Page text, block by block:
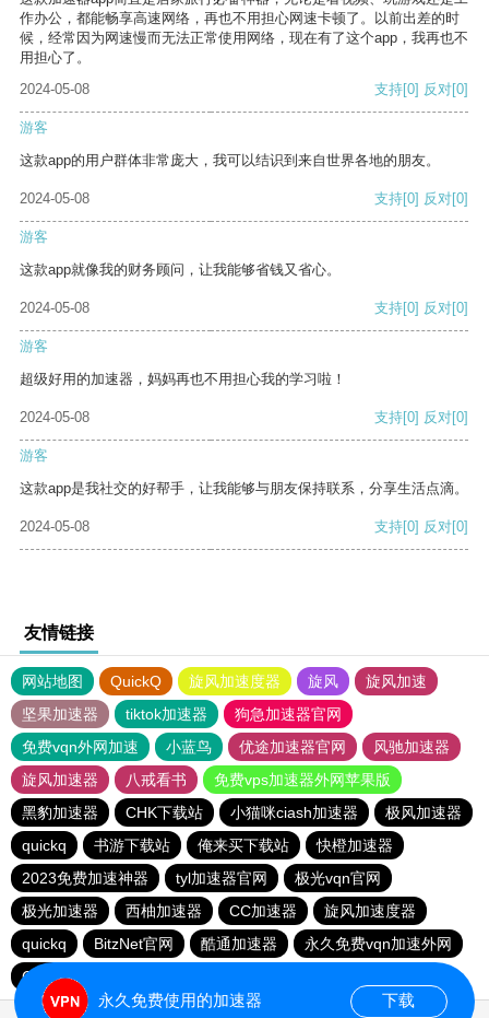
作办公，都能畅享高速网络，再也不用担心网速卡顿了。以前出差的时
候，经常因为网速慢而无法正常使用网络，现在有了这个app，我再也不
用担心了。
2024-05-08
支持[0] 反对[0]
游客
这款app的用户群体非常庞大，我可以结识到来自世界各地的朋友。
2024-05-08 支持[0] 反对[0]
游客
这款app就像我的财务顾问，让我能够省钱又省心。
2024-05-08 支持[0] 反对[0]
游客
超级好用的加速器，妈妈再也不用担心我的学习啦！
2024-05-08 支持[0] 反对[0]
游客
这款app是我社交的好帮手，让我能够与朋友保持联系，分享生活点滴。
2024-05-08 支持[0] 反对[0]
友情链接
网站地图 QuickQ 旋风加速度器 旋风
旋风加速
坚果加速器
tiktok加速器
狗急加速器官网
免费vqn外网加速
小蓝鸟 优途加速器官网
风驰加速器
旋风加速器
八戒看书
免费vps加速器外网苹果版
黑豹加速器
CHK下载站 小猫咪ciash加速器
极风加速器
quickq
书游下载站 俺来买下载站
快橙加速器
2023免费加速神器
tyl加速器官网
极光vqn官网
极光加速器
西柚加速器 CC加速器
旋风加速度器
quickq
BitzNet官网 酷通加速器
永久免费vqn加速外网
CHK下载站
永久免费使用的加速器 下载